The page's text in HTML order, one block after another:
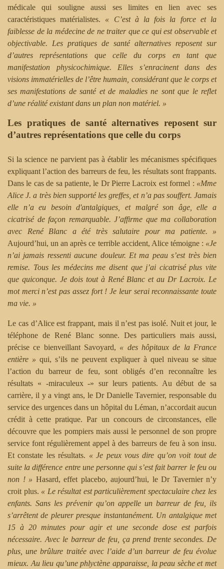
médicale qui souligne aussi ses limites en lien avec ses
caractéristiques matérialistes. « ­C’est à la fois la force et la
faiblesse de la médecine de ne traiter que ce qui est observable et
objectivable. Les pratiques de santé alternatives reposent sur
d’autres représentations que celle du corps en tant que
manifestation physicochimique. Elles s’enracinent dans des
visions immatérielles de l’être humain, considérant que le corps et
ses manifestations de santé et de maladies ne sont que le reflet
d’une réalité existant dans un plan non matériel.­ »
Les pratiques de santé alternatives reposent sur
d’autres représentations que celle du corps
Si la science ne parvient pas à établir les mécanismes spécifiques
expliquant l’action des barreurs de feu, les résultats sont frappants.
Dans le cas de sa patiente, le Dr Pierre Lacroix est formel : «Mme
Alice J. a très bien supporté les greffes, et n’a pas souffert. Jamais
elle n’a eu besoin d'antalgiques, et malgré son âge, elle a
cicatrisé de façon remarquable. J’affirme que ma collaboration
avec René Blanc a été très salutaire pour ma patiente.­ »
Aujourd’hui, un an après ce terrible accident, Alice témoigne : «Je
n’ai jamais ressenti aucune douleur. Et ma peau s’est très bien
remise. Tous les médecins me disent que j’ai cicatrisé plus vite
que quiconque. Je dois tout à René Blanc et au Dr Lacroix. Le
mot merci n’est pas assez fort ! Je leur serai reconnaissante toute
ma vie.­ »
Le cas d’Alice est frappant, mais il n’est pas isolé. Nuit et jour, le
téléphone de René Blanc sonne. Des particuliers mais aussi,
précise ce bienveillant Savoyard, « ­des hôpitaux de la France
entière » qui, s’ils ne peuvent expliquer à quel niveau se situe
l’action du barreur de feu, sont obligés d’en reconnaître les
résultats « ‑miraculeux ‑» sur leurs patients. Au début de sa
carrière, il y a vingt ans, le Dr Danielle Tavernier, responsable du
service des urgences dans un hôpital du Léman, n’accordait aucun
crédit à cette pratique. Par un concours de circonstances, elle
découvre que les pompiers mais aussi le personnel de son propre
service font régulièrement appel à des barreurs de feu à son insu.
Et constate les résultats. «­ Je peux vous dire qu’on voit tout de
suite la différence entre une personne qui s’est fait barrer le feu ou
non ! » Hasard, effet placebo, aujourd’hui, le Dr Tavernier n’y
croit plus. « ­Le résultat est particulièrement spectaculaire chez les
enfants. Sans les prévenir qu’on appelle un barreur de feu, ils
s’arrêtent de pleurer presque instantanément. Un antalgique met
15 à 20 minutes pour agir et une seconde dose est parfois
nécessaire. Avec le barreur de feu, ça prend trente secondes. De
plus, une brûlure traitée avec l’aide d’un barreur de feu évolue
mieux. Au lieu qu’une phlyctène apparaisse, la peau sèche et met